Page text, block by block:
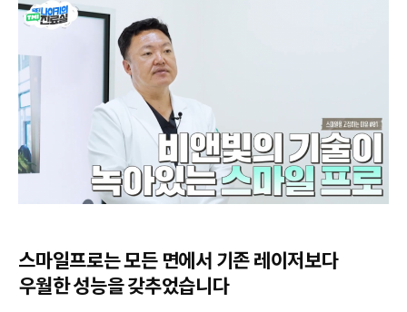
스마일프로는 모든 면에서 기존 레이저보다
우월한 성능을 갖추었습니다